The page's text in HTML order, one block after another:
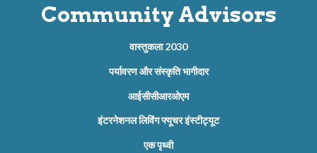
Community Advisors
वास्तुकला 2030
पर्यावरण और संस्कृति भागीदार
आईसीसीआरओएम
इंटरनेशनल लिविंग फ्यूचर इंस्टीट्यूट
एक पृथ्वी